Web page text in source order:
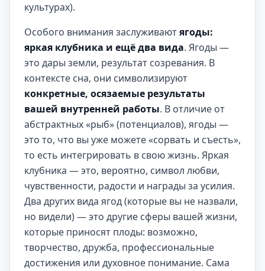
культурах).
Особого внимания заслуживаютягоды:
яркая клубника и ещё два вида. Ягоды —
это дары земли, результат созревания. В
контексте сна, они символизируют
конкретные, осязаемые результаты
вашей внутренней работы. В отличие от
абстрактных «рыб» (потенциалов), ягоды —
это то, что вы уже можете «сорвать и съесть»,
то есть интегрировать в свою жизнь. Яркая
клубника — это, вероятно, символ любви,
чувственности, радости и награды за усилия.
Два других вида ягод (которые вы не назвали,
но видели) — это другие сферы вашей жизни,
которые приносят плоды: возможно,
творчество, дружба, профессиональные
достижения или духовное понимание. Сама